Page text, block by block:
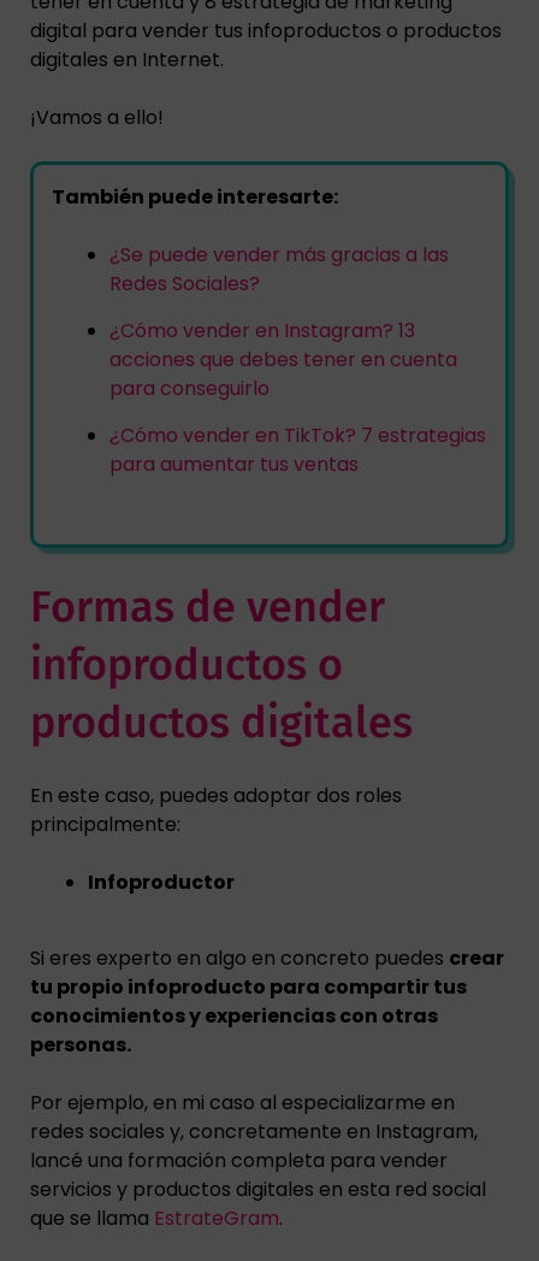
digital para vender tus infoproductos o productos
digitales en Internet.
¡Vamos a ello!
También puede interesarte:
¿Se puede vender más gracias a las
Redes Sociales?
¿Cómo vender en Instagram? 13
acciones que debes tener en cuenta
para conseguirlo
¿Cómo vender en TikTok? 7 estrategias
para aumentar tus ventas
Formas de vender
infoproductos o
productos digitales
En este caso, puedes adoptar dos roles
principalmente:
Infoproductor
Si eres experto en algo en concreto puedes crear
tu propio infoproducto para compartir tus
conocimientos y experiencias con otras
personas.
Por ejemplo, en mi caso al especializarme en
redes sociales y, concretamente en Instagram,
lancé una formación completa para vender
servicios y productos digitales en esta red social
que se llama EstrateGram.